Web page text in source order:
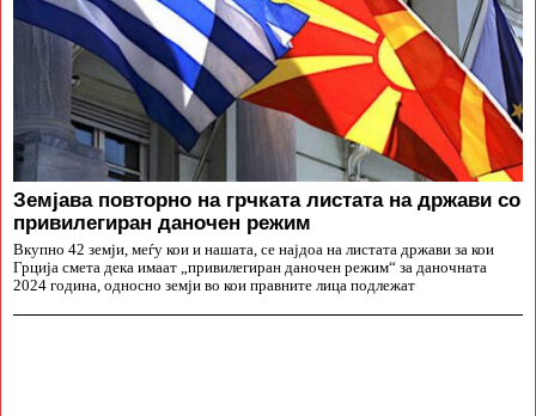
Земјава повторно на грчката листата на држави со
привилегиран даночен режим
Вкупно 42 земји, меѓу кои и нашата, се најдоа на листата држави за кои
Грција смета дека имаат „привилегиран даночен режим“ за даночната
2024 година, односно земји во кои правните лица подлежат